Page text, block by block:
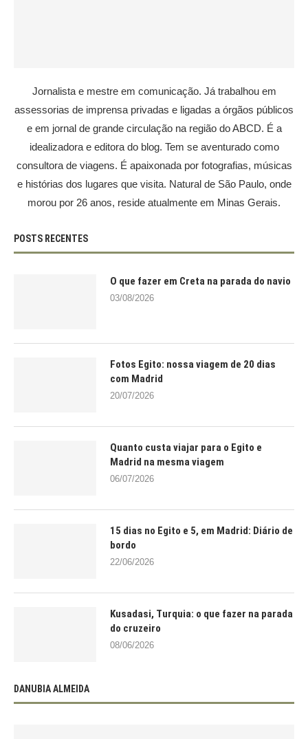
Jornalista e mestre em comunicação. Já trabalhou em
assessorias de imprensa privadas e ligadas a órgãos públicos
e em jornal de grande circulação na região do ABCD. É a
idealizadora e editora do blog. Tem se aventurado como
consultora de viagens. É apaixonada por fotografias, músicas
e histórias dos lugares que visita. Natural de São Paulo, onde
morou por 26 anos, reside atualmente em Minas Gerais.
POSTS RECENTES
O que fazer em Creta na parada do navio
03/08/2026
Fotos Egito: nossa viagem de 20 dias
com Madrid
20/07/2026
Quanto custa viajar para o Egito e
Madrid na mesma viagem
06/07/2026
15 dias no Egito e 5, em Madrid: Diário de
bordo
22/06/2026
Kusadasi, Turquia: o que fazer na parada
do cruzeiro
08/06/2026
DANUBIA ALMEIDA